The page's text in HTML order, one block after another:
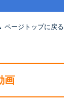
ページトップに戻る
画